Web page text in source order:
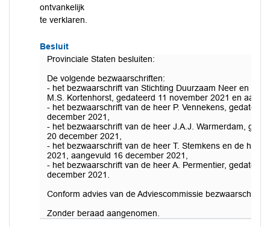
ontvankelijk
te verklaren.
Besluit
Provinciale Staten besluiten:
De volgende bezwaarschriften:
- het bezwaarschrift van Stichting Duurzaam Neer en
M.S. Kortenhorst, gedateerd 11 november 2021 en
- het bezwaarschrift van de heer P. Vennekens,
december 2021,
- het bezwaarschrift van de heer J.A.J. Warmerdam,
20 december 2021,
- het bezwaarschrift van de heer T. Stemkens en de heer
2021, aangevuld 16 december 2021,
- het bezwaarschrift van de heer A. Permentier,
december 2021.
Conform advies van de Adviescommissie
Zonder beraad aangenomen.